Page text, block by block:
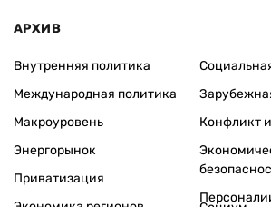
АРХИВ
Внутренняя политика
Международная политика
Макроуровень
Энергорынок
Приватизация
Конфликт